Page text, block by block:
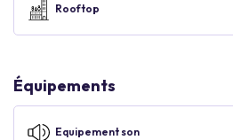
Rooftop
Équipements
Equipement son